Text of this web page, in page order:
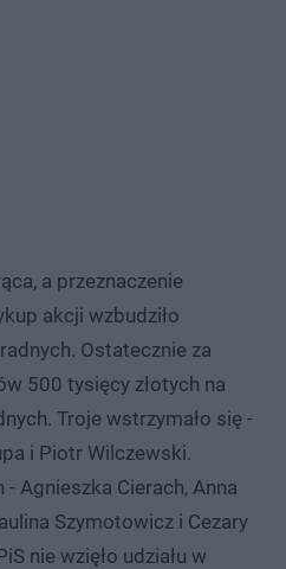
a przeznaczenie
akcji wzbudziło
Ostatecznie za
500 tysięcy złotych na
Troje wstrzymało się -
i Piotr Wilczewski.
Agnieszka Cierach, Anna
Szymotowicz i Cezary
nie wzięło udziału w